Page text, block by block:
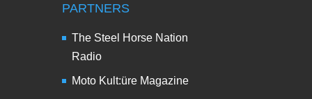
PARTNERS
The Steel Horse Nation
Radio
Moto Kult:üre Magazine